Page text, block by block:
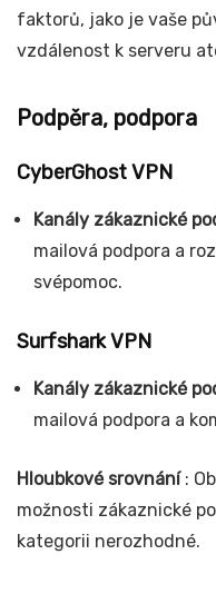
faktorů, jako je vaše
vzdálenost k serveru
Podpěra, podpora
CyberGhost VPN
Kanály zákaznické
mailová podpora a
svépomoc.
Surfshark VPN
Kanály zákaznické
mailová podpora a
Hloubkové srovnání:
možnosti zákaznické
kategorii nerozhodné.